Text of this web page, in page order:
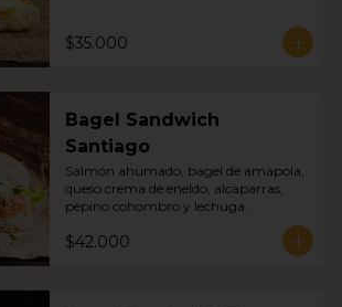
$35.000
Bagel Sandwich
Santiago
Salmón ahumado, bagel de amapola,
queso crema de eneldo, alcaparras,
pepino cohombro y lechuga.
$42.000